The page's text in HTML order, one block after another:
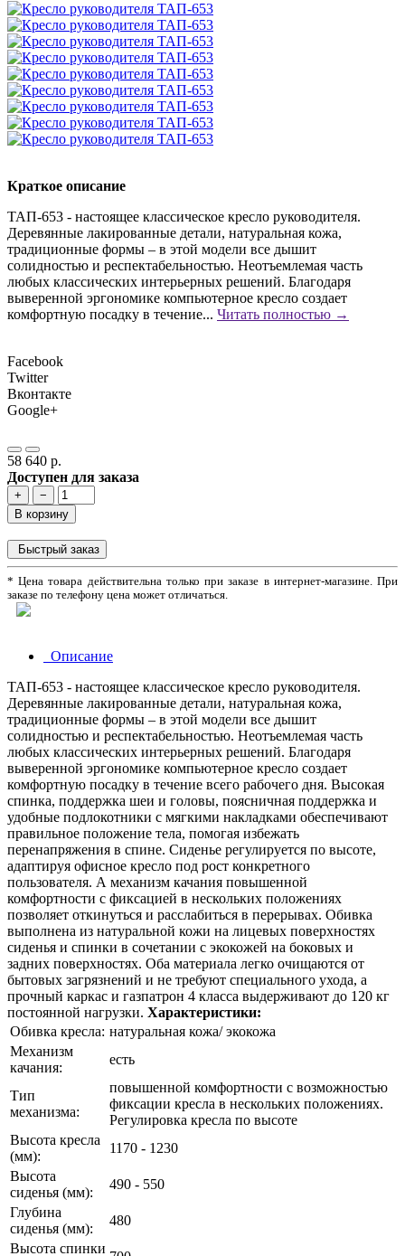
Краткое описание
ТАП-653 - настоящее классическое кресло руководителя.
Деревянные лакированные детали, натуральная кожа,
традиционные формы – в этой модели все дышит
солидностью и респектабельностью. Неотъемлемая часть
любых классических интерьерных решений. Благодаря
выверенной эргономике компьютерное кресло создает
комфортную посадку в течение... Читать полностью →
Facebook
Twitter
Вконтакте
Google+
58 640 р.
Доступен для заказа
+
−
В корзину
Быстрый заказ
* Цена товара действительна только при заказе в интернет-магазине. При
заказе по телефону цена может отличаться.
Описание
ТАП-653 - настоящее классическое кресло руководителя.
Деревянные лакированные детали, натуральная кожа,
традиционные формы – в этой модели все дышит
солидностью и респектабельностью. Неотъемлемая часть
любых классических интерьерных решений. Благодаря
выверенной эргономике компьютерное кресло создает
комфортную посадку в течение всего рабочего дня. Высокая
спинка, поддержка шеи и головы, поясничная поддержка и
удобные подлокотники с мягкими накладками обеспечивают
правильное положение тела, помогая избежать
перенапряжения в спине. Сиденье регулируется по высоте,
адаптируя офисное кресло под рост конкретного
пользователя. А механизм качания повышенной
комфортности с фиксацией в нескольких положениях
позволяет откинуться и расслабиться в перерывах. Обивка
выполнена из натуральной кожи на лицевых поверхностях
сиденья и спинки в сочетании с экокожей на боковых и
задних поверхностях. Оба материала легко очищаются от
бытовых загрязнений и не требуют специального ухода, а
прочный каркас и газпатрон 4 класса выдерживают до 120 кг
постоянной нагрузки. Характеристики:
Обивка кресла: натуральная кожа/ экокожа
Механизм
качания:
есть
Тип
механизма:
повышенной комфортности с возможностью
фиксации кресла в нескольких положениях.
Регулировка кресла по высоте
Высота кресла
(мм):
1170 - 1230
Высота
сиденья (мм):
490 - 550
Глубина
сиденья (мм):
480
Высота спинки